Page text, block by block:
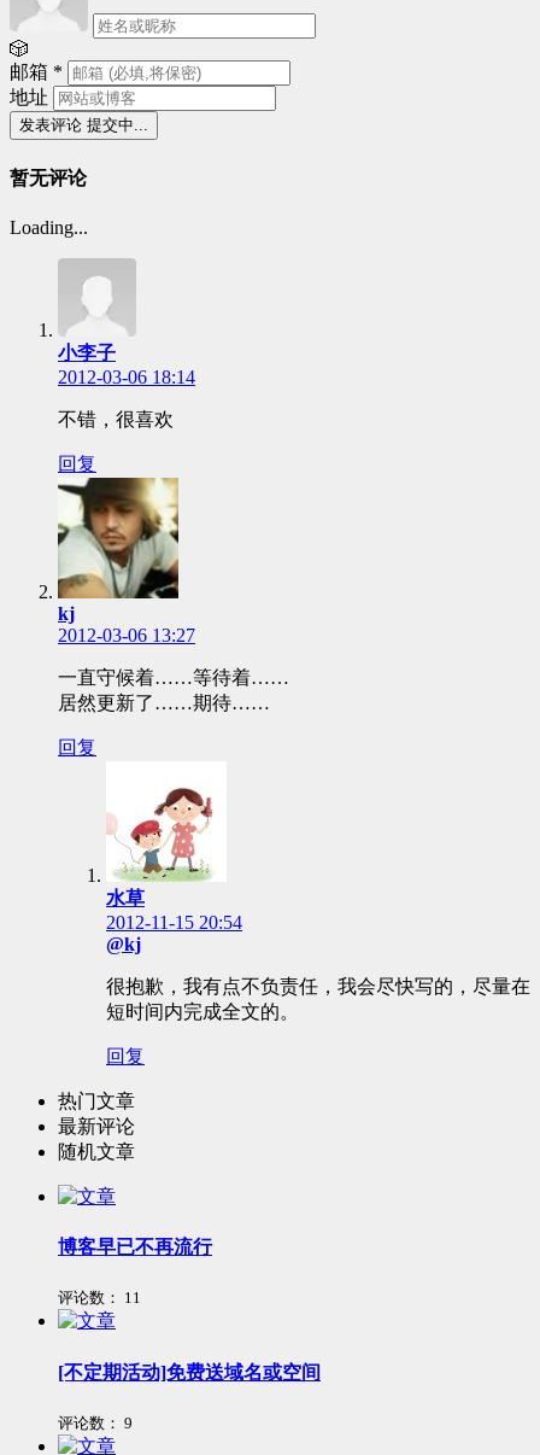
🎲
邮箱 *
地址
发表评论 提交中...
暂无评论
Loading...
小李子
2012-03-06 18:14
不错，很喜欢
回复
kj
2012-03-06 13:27
一直守候着……等待着……
居然更新了……期待……
回复
水草
2012-11-15 20:54
@kj
很抱歉，我有点不负责任，我会尽快写的，尽量在
短时间内完成全文的。
回复
热门文章
最新评论
随机文章
博客早已不再流行
评论数： 11
[不定期活动]免费送域名或空间
评论数： 9